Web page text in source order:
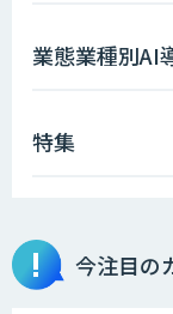
業態業種別AI
特集
今注目の